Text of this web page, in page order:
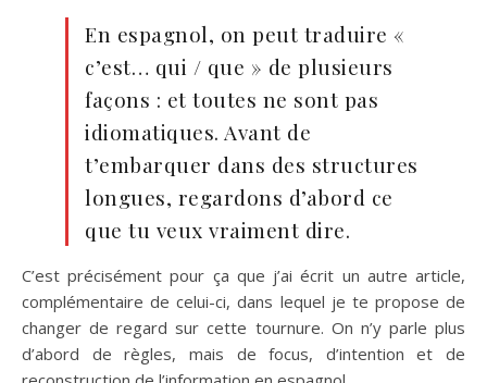
En espagnol, on peut traduire «
c’est… qui / que » de plusieurs
façons : et toutes ne sont pas
idiomatiques. Avant de
t’embarquer dans des structures
longues, regardons d’abord ce
que tu veux vraiment dire.
C’est précisément pour ça que j’ai écrit un autre article,
complémentaire de celui-ci, dans lequel je te propose de
changer de regard sur cette tournure. On n’y parle plus
d’abord de règles, mais de focus, d’intention et de